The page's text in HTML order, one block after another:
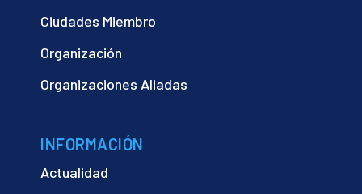
Ciudades Miembro
Organización
Organizaciones Aliadas
INFORMACIÓN
Actualidad